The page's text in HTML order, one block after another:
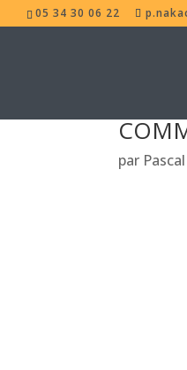
05 34 30 06 22
par